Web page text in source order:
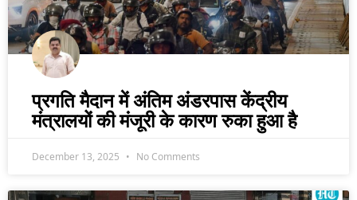
प्रगति मैदान में अंतिम अंडरपास केंद्रीय
मंत्रालयों की मंजूरी के कारण रुका हुआ है
December 13, 2025 No Comments